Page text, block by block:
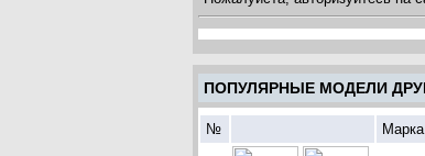
ПОПУЛЯРНЫЕ МОДЕЛИ
№ Марка